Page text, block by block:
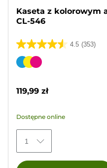
Kaseta z kolorowym
CL-546
4.5 (353)
4.5
na
353
Wkład
119,99 zł
Dostępne online
1